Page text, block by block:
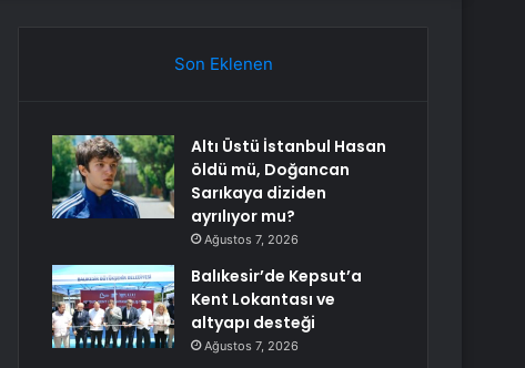
Son Eklenen
Altı Üstü İstanbul Hasan
öldü mü, Doğancan
Sarıkaya diziden
ayrılıyor mu?
Ağustos 7, 2026
Balıkesir’de Kepsut’a
Kent Lokantası ve
altyapı desteği
Ağustos 7, 2026